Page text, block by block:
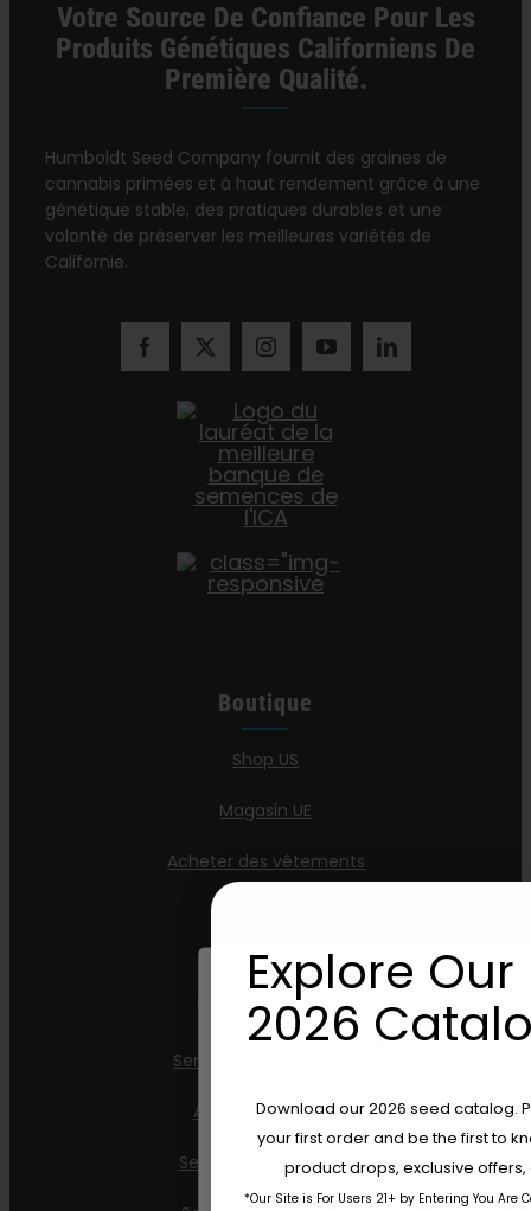
Votre Source De Confiance Pour Les
Produits Génétiques Californiens De
Première Qualité.
Humboldt Seed Company fournit des graines de
cannabis primées et à haut rendement grâce à une
génétique stable, des pratiques durables et une
volonté de préserver les meilleures variétés de
Californie.
Boutique
Shop US
Magasin UE
Acheter des vêtements
Informations
Semences féminisées
AutoFlower Seeds
Semences ordinaires
Are You Aged 18 Or
The content and products of our
those of legal age.Please see
Explore Our
2026
Download our 2026 seed catalog.
your first order and be the first to
product drops, exclusive
*Our Site is For Users 21+ by Entering You Are